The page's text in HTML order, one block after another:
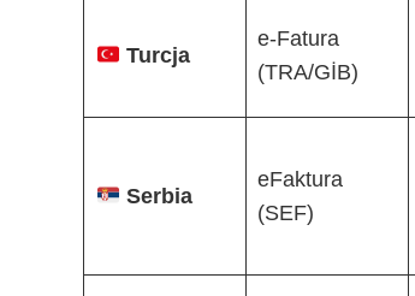
Turcja
e-Fatura
(TRA/GİB)
Serbia
eFaktura
(SEF)